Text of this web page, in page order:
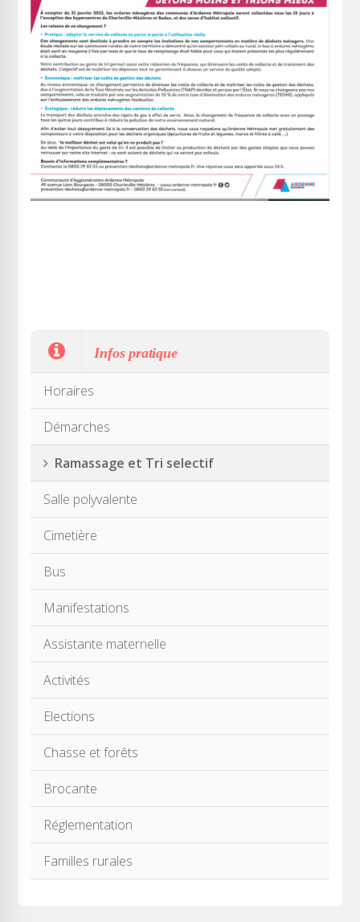
Infos pratique
Horaires
Démarches
Ramassage et Tri selectif
Salle polyvalente
Cimetière
Bus
Manifestations
Assistante maternelle
Activités
Elections
Chasse et forêts
Brocante
Réglementation
Familles rurales